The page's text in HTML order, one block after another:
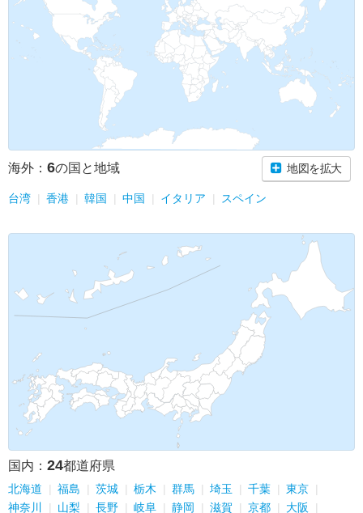
海外： 6の国と地域 地図を拡大
台湾 香港 韓国 中国 イタリア スペイン
国内： 24都道府県
北海道 福島 茨城 栃木 群馬 埼玉 千葉
東京
神奈川
山梨 長野 岐阜 静岡 滋賀 京都
大阪